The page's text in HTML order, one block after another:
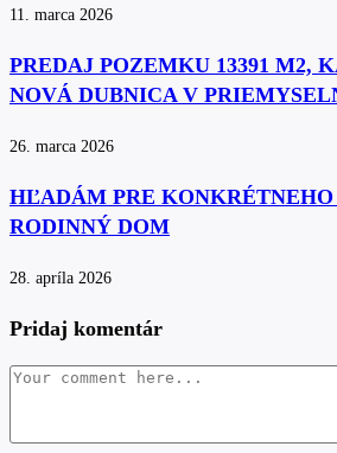
11. marca 2026
PREDAJ POZEMKU 13391 M2,
NOVÁ DUBNICA V
26. marca 2026
HĽADÁM PRE
RODINNÝ DOM
28. apríla 2026
Pridaj komentár
Comment